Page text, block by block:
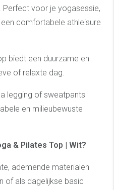
voor je yogasessie,
comfortabele athleisure
biedt een duurzame en
of relaxte dag.
legging of sweatpants
en milieubewuste
& Pilates Top | Wit?
ademende materialen
of als dagelijkse basic